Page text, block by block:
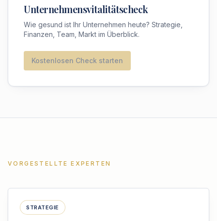
Unternehmensvitalitätscheck
Wie gesund ist Ihr Unternehmen heute? Strategie,
Finanzen, Team, Markt im Überblick.
Kostenlosen Check starten
VORGESTELLTE EXPERTEN
STRATEGIE